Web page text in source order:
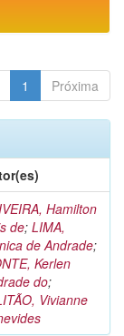
1 Próxima
Hamilton
de; LIMA,
de Andrade;
Kerlen
do;
Vivianne